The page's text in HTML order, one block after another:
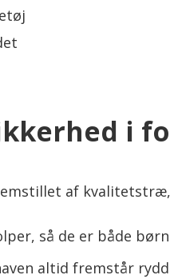
i
af
så de er både
altid fremstår